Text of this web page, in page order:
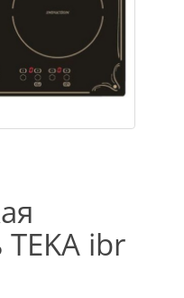
ibr